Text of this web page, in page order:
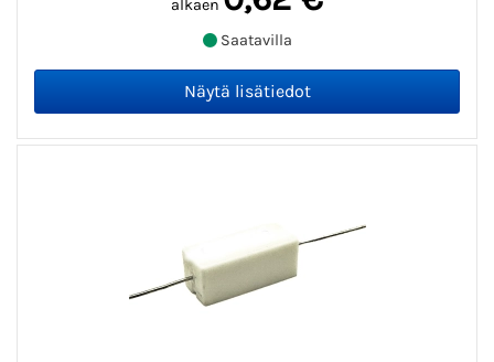
alkaen
Saatavilla